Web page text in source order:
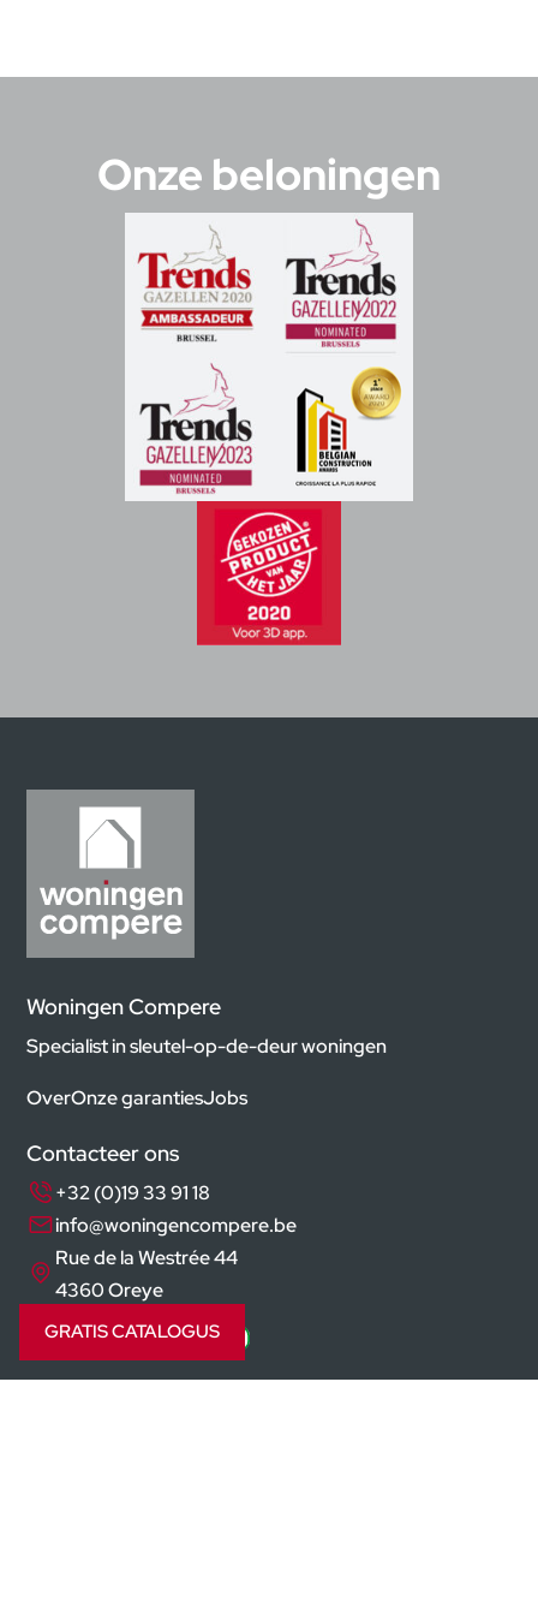
GRATIS CATALOGUS
Onze beloningen
Woningen Compere
Specialist in sleutel-op-de-deur woningen
OverOnze garantiesJobs
Contacteer ons
+32 (0)19 33 91 18
info@woningencompere.be
Rue de la Westrée 44
4360 Oreye